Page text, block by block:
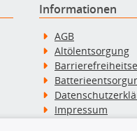
Informationen
AGB
Altölentsorgung
Impressum